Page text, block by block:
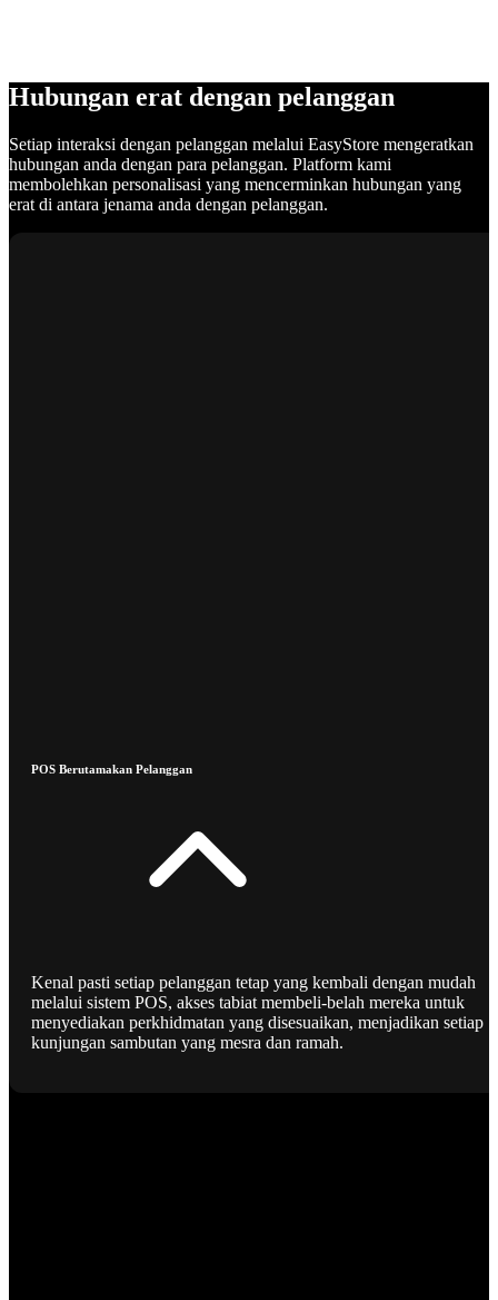
Hubungan erat dengan pelanggan
Setiap interaksi dengan pelanggan melalui EasyStore mengeratkan
hubungan anda dengan para pelanggan. Platform kami
membolehkan personalisasi yang mencerminkan hubungan yang
erat di antara jenama anda dengan pelanggan.
POS Berutamakan Pelanggan
Kenal pasti setiap pelanggan tetap yang kembali dengan mudah
melalui sistem POS, akses tabiat membeli-belah mereka untuk
menyediakan perkhidmatan yang disesuaikan, menjadikan setiap
kunjungan sambutan yang mesra dan ramah.